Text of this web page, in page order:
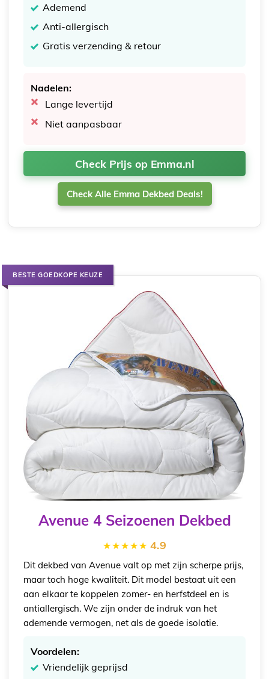
Ademend
Anti-allergisch
Gratis verzending & retour
Nadelen:
Lange levertijd
Niet aanpasbaar
Check Prijs op Emma.nl
Check Alle Emma Dekbed Deals!
BESTE GOEDKOPE KEUZE
Avenue 4 Seizoenen Dekbed
4.9
Dit dekbed van Avenue valt op met zijn scherpe prijs,
maar toch hoge kwaliteit. Dit model bestaat uit een
aan elkaar te koppelen zomer- en herfstdeel en is
antiallergisch. We zijn onder de indruk van het
ademende vermogen, net als de goede isolatie.
Voordelen:
Vriendelijk geprijsd